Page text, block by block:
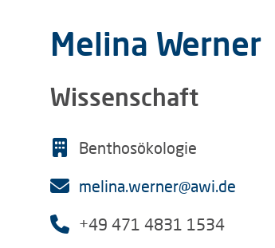
Melina Werner
Wissenschaft
Benthosökologie
melina.werner@awi.de
+49 471 4831 1534